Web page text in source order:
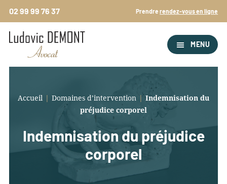
contenu
principal
02 99 99 76 37 Prendrerendez-vous en ligne
MENU
Accueil | Domaines d’intervention | Indemnisation du
préjudice corporel
Indemnisation du préjudice
corporel